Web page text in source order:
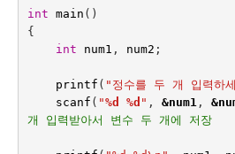
int main ()
{
int
num1 , num2 ;
printf ( "정수를 두 개 입력하
scanf ( "%d %d " , &num1 , &
개 입력받아서 변수 두 개에 저장